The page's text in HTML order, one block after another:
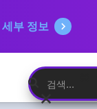
세부 정보